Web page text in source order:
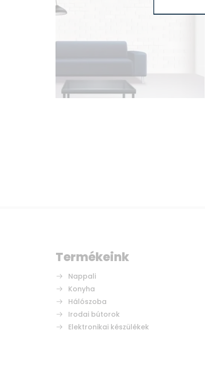
Termékeink
Nappali
Konyha
Hálószoba
Irodai bútorok
Elektronikai készülékek